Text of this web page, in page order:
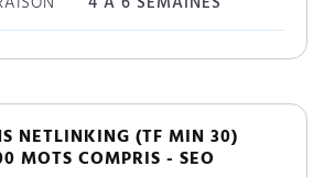
NETLINKING (TF MIN 30)
MOTS COMPRIS - SEO